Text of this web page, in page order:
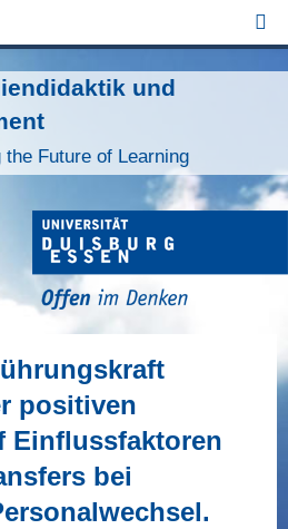
und
Future of Learning
positiven
Einflussfaktoren
bei